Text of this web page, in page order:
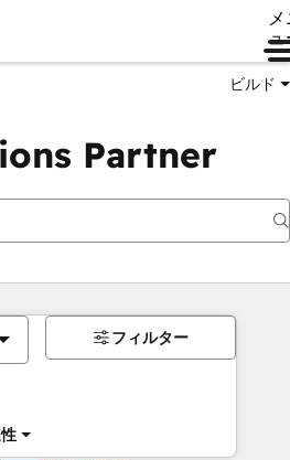
ュ
ビルド
Partner
フィルター